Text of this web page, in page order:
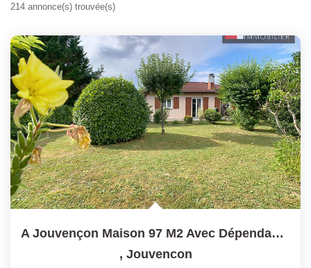
Laurent Immobilier Chalon-Sur-Saone
Notre Équipe
Nous Rejoindre
Nos Actualités
CONTACT
214 annonce(s) trouvée(s)
A Jouvençon Maison 97 M2 Avec Dépendances Et Grand Terrain...
, Jouvencon